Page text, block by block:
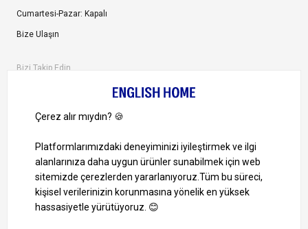
Cumartesi-Pazar: Kapalı
Bize Ulaşın
Bizi Takip Edin
1000 TL ve Üzeri Alışverişlerinizde Kargo Bedava!